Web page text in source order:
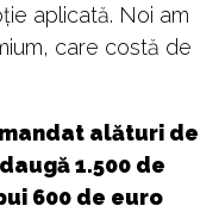
aplicată. Noi am
care costă de
alături de
1.500 de
600 de euro